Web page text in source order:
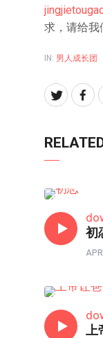
求，请给我
IN: 男人成长团
初